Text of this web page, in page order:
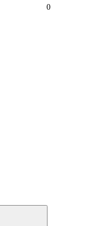
0